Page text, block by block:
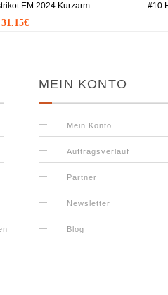
EM 2024 Kurzarm
31.15€
#10
MEIN KONTO
Mein Konto
Auftragsverlauf
Partner
Newsletter
Blog